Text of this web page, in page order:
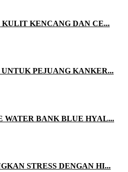
KENCANG DAN CE...
PEJUANG KANKER...
WATER BANK BLUE HYAL...
STRESS DENGAN HI...